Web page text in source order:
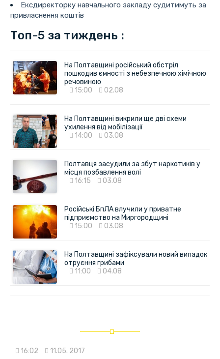
Ексдиректорку навчального закладу судитимуть за
привласнення коштів
Топ-5 за тиждень :
На Полтавщині російський обстріл
пошкодив ємності з небезпечною хімічною
речовиною
15:00
02.08
На Полтавщині викрили ще дві схеми
ухилення від мобілізації
14:00
03.08
Полтавця засудили за збут наркотиків у
місця позбавлення волі
16:15
03.08
Російські БпЛА влучили у приватне
підприємство на Миргородщині
15:00
03.08
На Полтавщині зафіксували новий випадок
отруєння грибами
11:00
04.08
16:02 11.05. 2017